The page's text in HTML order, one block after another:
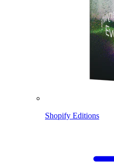
Shopify Editions